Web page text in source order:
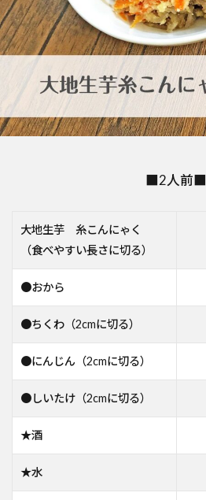
■2人前■
大地生芋 糸こんにゃく
（食べやすい長さに切る）
●おから
●ちくわ（2cmに切る）
●にんじん（2cmに切る）
●しいたけ（2cmに切る）
★酒
★水